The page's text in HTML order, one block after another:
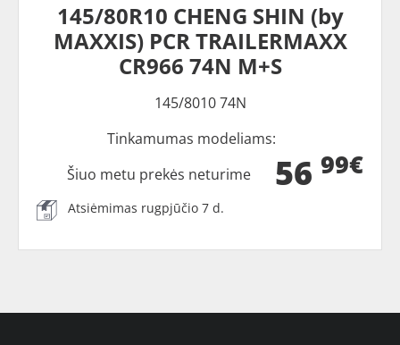
145/80R10 CHENG SHIN (by
MAXXIS) PCR TRAILERMAXX
CR966 74N M+S
145/8010 74N
Tinkamumas modeliams:
56 99€
Šiuo metu prekės neturime
Atsiėmimas rugpjūčio 7 d.